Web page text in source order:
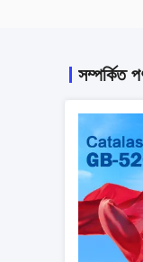
সম্পর্কিত